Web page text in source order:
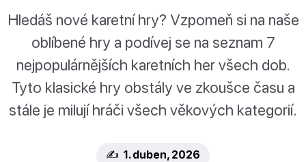
Hledáš nové karetní hry? Vzpomeň si na naše
oblíbené hry a podívej se na seznam 7
nejpopulárnějších karetních her všech dob.
Tyto klasické hry obstály ve zkoušce času a
stále je milují hráči všech věkových kategorií.
✍️ 1. duben, 2026